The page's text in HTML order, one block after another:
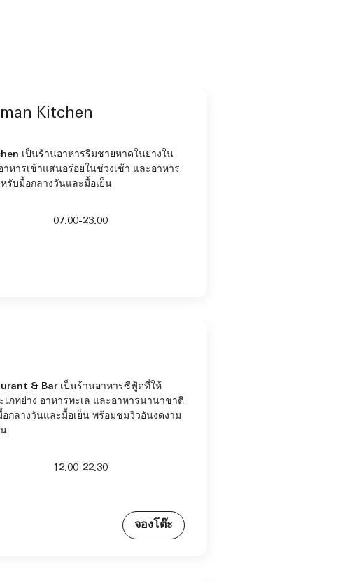
Kitchen
เป็นร้านอาหารริมชายหาดในยางใน
าหารเช้าแสนอร่อยในช่วงเช้า และอาหาร
รับมื้อกลางวันและมื้อเย็น
07:00-23:00
& Bar เป็นร้านอาหารซีฟู้ดที่ให้
เภทย่าง อาหารทะเล และอาหารนานาชาติ
กลางวันและมื้อเย็น พร้อมชมวิวอันงดงาม
12:00-22:30
จองโต๊ะ